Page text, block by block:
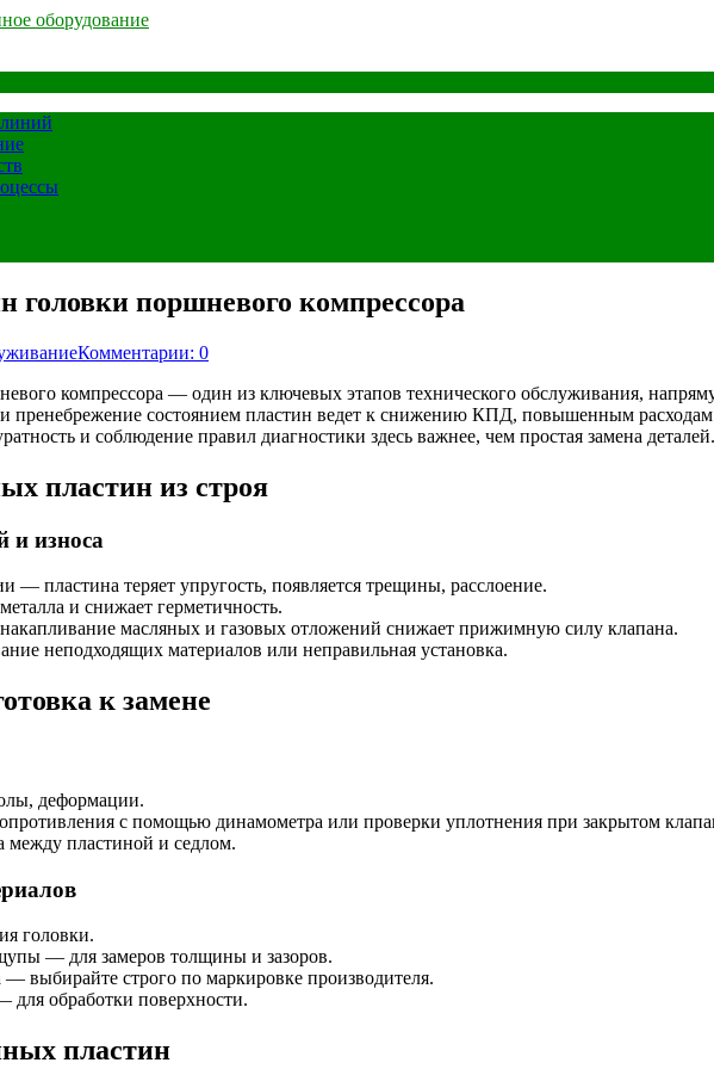
оборудование
головки поршневого компрессора
Комментарии: 0
компрессора — один из ключевых этапов технического обслуживания,
состоянием пластин ведет к снижению КПД, повышенным расходам
и соблюдение правил диагностики здесь важнее, чем простая замена деталей.
пластин из строя
и износа
— пластина теряет упругость, появляется трещины, расслоение.
и снижает герметичность.
масляных и газовых отложений снижает прижимную силу клапана.
неподходящих материалов или неправильная установка.
к замене
деформации.
с помощью динамометра или проверки уплотнения при закрытом
между пластиной и седлом.
головки.
— для замеров толщины и зазоров.
выбирайте строго по маркировке производителя.
для обработки поверхности.
пластин